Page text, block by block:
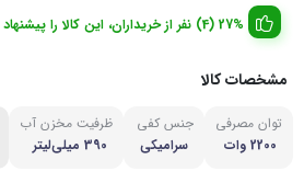
27% (4) نفر از خریداران، این کالا را پیشنهاد کرده اند
مشخصات کالا
توان مصرفی
2200 وات
جنس کفی
سرامیکی
ظرفیت مخزن آب
390 میلی‌لیتر